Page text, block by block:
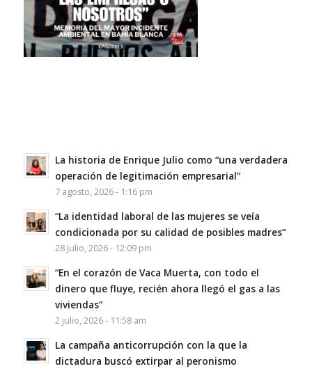
La historia de Enrique Julio como “una verdadera
operación de legitimación empresarial”
7 agosto, 2026 - 1:16 pm
“La identidad laboral de las mujeres se veía
condicionada por su calidad de posibles madres”
28 julio, 2026 - 12:09 pm
“En el corazón de Vaca Muerta, con todo el
dinero que fluye, recién ahora llegó el gas a las
viviendas”
2 julio, 2026 - 11:58 am
La campaña anticorrupción con la que la
dictadura buscó extirpar al peronismo